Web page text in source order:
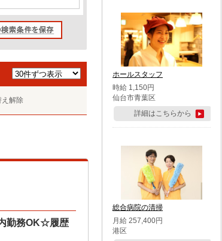
え解除
勤務OK☆履歴
ホールスタッフ
時給 1,150円
仙台市青葉区
詳細はこちらから
総合病院の清掃
月給 257,400円
港区